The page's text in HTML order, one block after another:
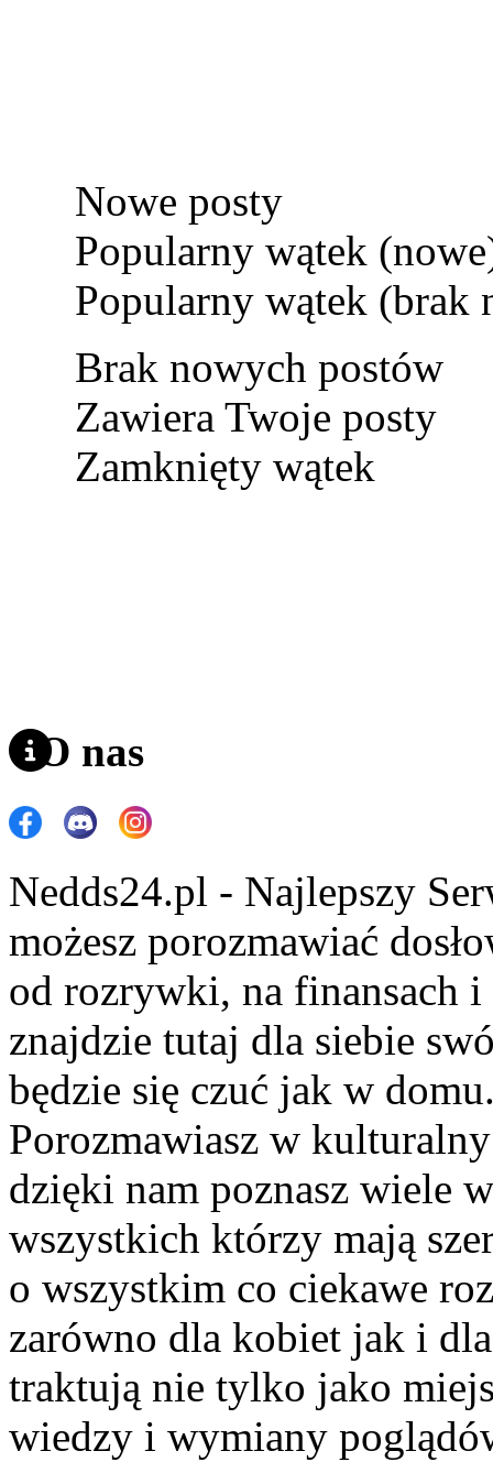
Nowe posty
Popularny wątek
Popularny wątek (brak
Brak nowych postów
Zawiera Twoje posty
Zamknięty wątek
O nas
Nedds24.pl - Najlepszy
możesz porozmawiać
od rozrywki, na finansach
znajdzie tutaj dla siebie
będzie się czuć jak w
Porozmawiasz w
dzięki nam poznasz wiele
wszystkich którzy mają
o wszystkim co ciekawe
zarówno dla kobiet jak i
traktują nie tylko jako
wiedzy i wymiany